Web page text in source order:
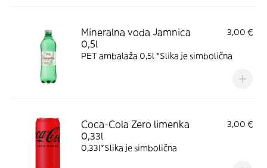
Mineralna voda Jamnica
0,5l
3,00 €
PET ambalaža 0,5l *Slika je simbolična
Coca-Cola Zero limenka
0,33l
3,00 €
0,33l*Slika je simbolična